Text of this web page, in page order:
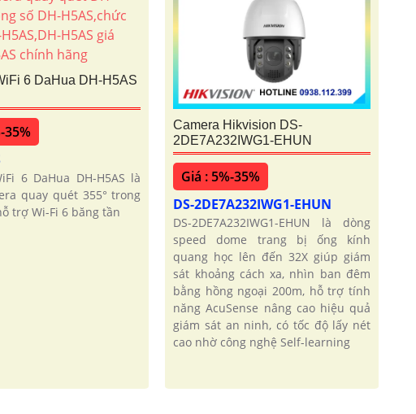
6 DaHua DH-H5AS
35%
6 DaHua DH-H5AS là
quay quét 355° trong
trợ Wi-Fi 6 băng tần
Camera Hikvision DS-
2DE7A232IWG1-EHUN
Giá : 5%-35%
DS-2DE7A232IWG1-EHUN
DS-2DE7A232IWG1-EHUN là dòng
speed dome trang bị ống kính
quang học lên đến 32X giúp giám
sát khoảng cách xa, nhìn ban đêm
bằng hồng ngoại 200m, hỗ trợ tính
năng AcuSense nâng cao hiệu quả
giám sát an ninh, có tốc độ lấy nét
cao nhờ công nghệ Self-learning